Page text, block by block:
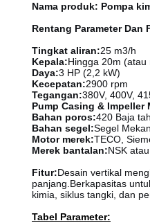
Nama produk: Pompa
Rentang Parameter Dan
Tingkat aliran:25 m3/h
Kepala:Hingga 20m (atau
Daya:3 HP (2,2 kW)
Kecepatan:2900 rpm
Tegangan:380V, 400V,
Pump Casing & Impeller
Bahan poros:420 Baja
Bahan segel:Segel
Motor merek:TECO,
Merek bantalan:NSK
Fitur:Desain vertikal
panjang.Berkapasitas
kimia, siklus tangki, dan
Tabel Parameter: